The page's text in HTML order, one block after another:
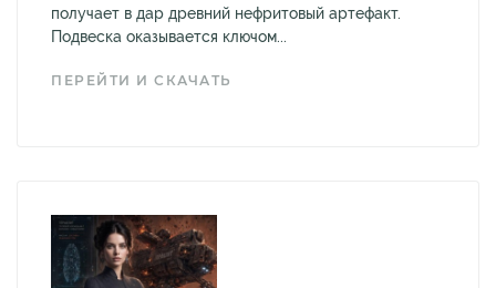
получает в дар древний нефритовый артефакт.
Подвеска оказывается ключом...
ПЕРЕЙТИ И СКАЧАТЬ